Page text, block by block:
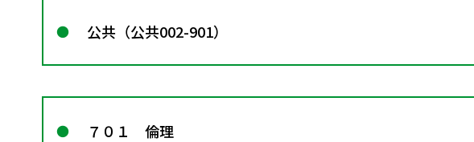
公共（公共002-901）
７０１ 倫理